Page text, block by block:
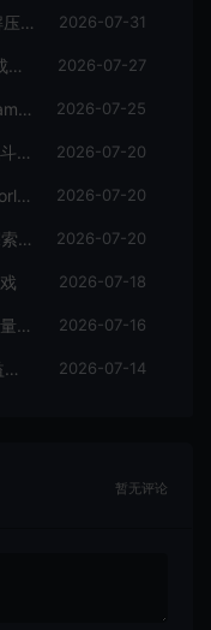
账单必须支付 / Bills Must Be Paid 解压增量肉鸽休闲游戏 2026-07-31
厨师骑士 / Chef Knight 休闲增量养成游戏 2026-07-27
蛋尽援绝 / An Eggstremely Hard Game 休闲合作闯关游戏 2026-07-25
碎箱勇士 / Chest Buster 增量放置战斗游戏 2026-07-20
格林威尔 / Glimvale My Mini Overworld 单人放置挂机城市建造游戏 2026-07-20
温馨踏叶 / Cozy Crunch 休闲增量探索游戏 2026-07-20
2026-07-18
一挖到底 / Rock Bottom 休闲挖掘增量游戏 2026-07-16
你的全部 / All of You 亲子休闲解谜益智游戏 2026-07-14
暂无评论